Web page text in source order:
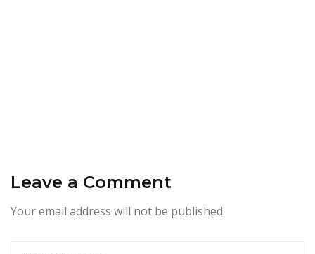
Leave a Comment
Your email address will not be published.